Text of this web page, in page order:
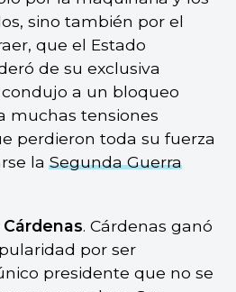
sino también por el
que el Estado
de su exclusiva
a un bloqueo
muchas tensiones
perdieron toda su fuerza
laSegunda Guerra
. Cárdenas ganó
por ser
presidente que no se